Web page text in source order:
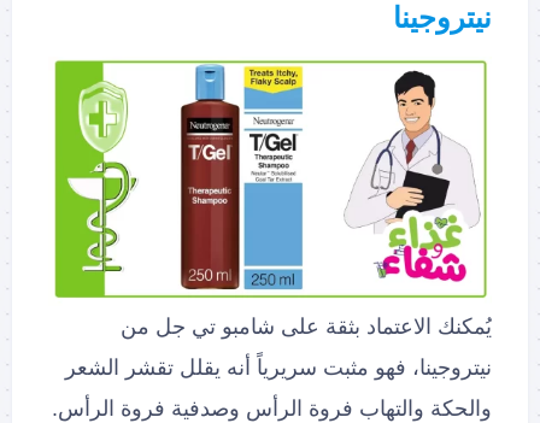
نيتروجينا
يُمكنك الاعتماد بثقة على شامبو تي جل من
نيتروجينا، فهو مثبت سريرياً أنه يقلل تقشر الشعر
والحكة والتهاب فروة الرأس وصدفية فروة الرأس.